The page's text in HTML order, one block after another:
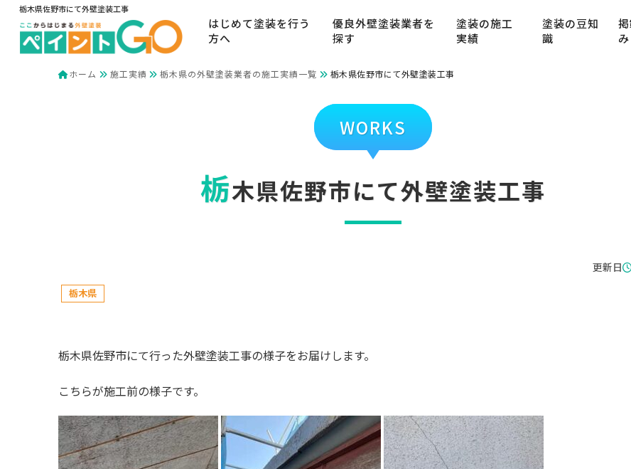
栃木県佐野市にて外壁塗装工事
はじめて塗装を行う
方へ
優良外壁塗装業者を
探す
塗装の施工
実績
塗装の豆知
識
み
ホーム 施工実績 栃木県の外壁塗装業者の施工実績一覧 栃木県佐野市にて外壁塗装工事
WORKS
栃木県佐野市にて外壁塗装工事
更新日
栃木県
栃木県佐野市にて行った外壁塗装工事の様子をお届けします。
こちらが施工前の様子です。